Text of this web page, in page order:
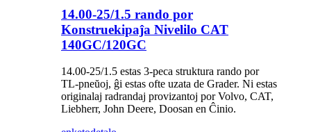
14.00-25/1.5 rando por
Konstruekipaĵa Nivelilo CAT
140GC/120GC
14.00-25/1.5 estas 3-peca struktura rando por
TL-pneŭoj, ĝi estas ofte uzata de Grader. Ni estas
originalaj radrandaj provizantoj por Volvo, CAT,
Liebherr, John Deere, Doosan en Ĉinio.